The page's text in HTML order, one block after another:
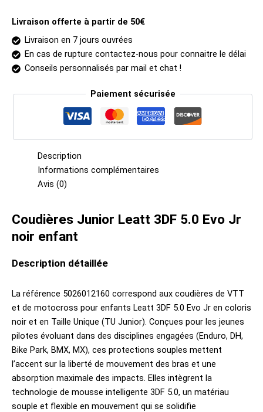
Livraison offerte à partir de 50€
Livraison en 7 jours ouvrées
En cas de rupture contactez-nous pour connaitre le délai
Conseils personnalisés par mail et chat !
Paiement sécurisée
Description
Informations complémentaires
Avis (0)
Coudières Junior Leatt 3DF 5.0 Evo Jr
noir enfant
Description détaillée
La référence 5026012160 correspond aux coudières de VTT
et de motocross pour enfants Leatt 3DF 5.0 Evo Jr en coloris
noir et en Taille Unique (TU Junior). Conçues pour les jeunes
pilotes évoluant dans des disciplines engagées (Enduro, DH,
Bike Park, BMX, MX), ces protections souples mettent
l’accent sur la liberté de mouvement des bras et une
absorption maximale des impacts. Elles intègrent la
technologie de mousse intelligente 3DF 5.0, un matériau
souple et flexible en mouvement qui se solidifie